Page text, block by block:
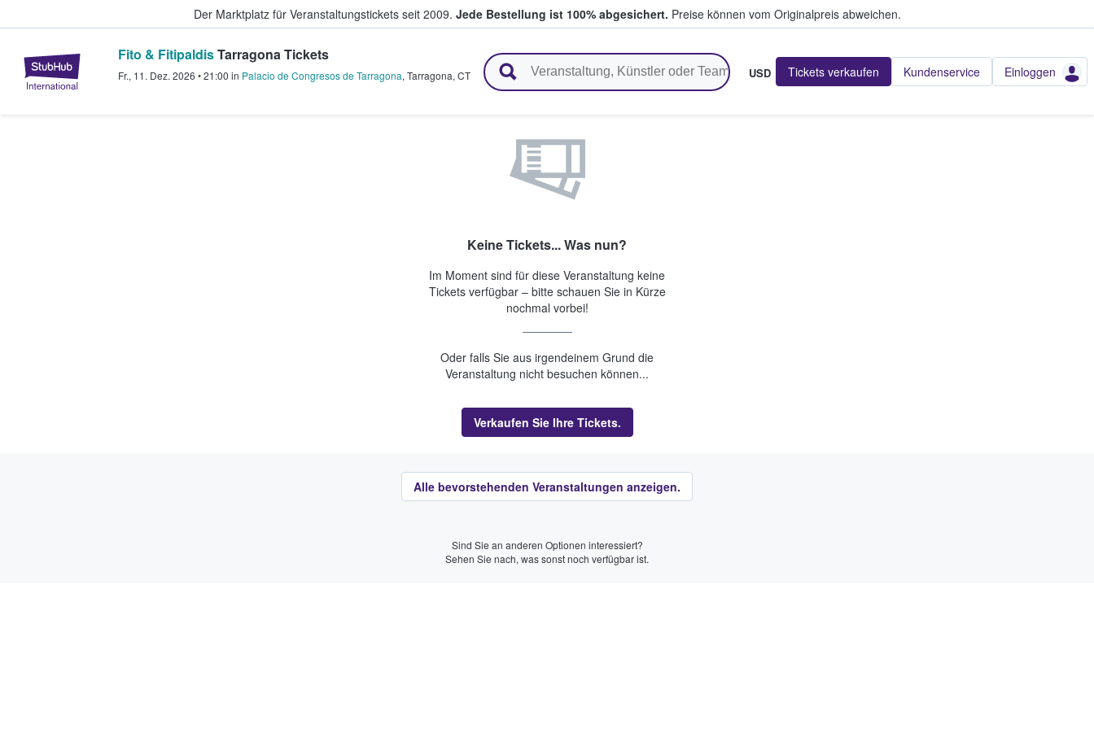
Der Marktplatz für Veranstaltungstickets seit 2009. Jede Bestellung ist 100% abgesichert. Preise können vom Originalpreis abweichen.
StubHub - Wo Fans Tickets kaufen & verkaufen
Fito & FitipaldisTarragona Tickets
Fr., 11. Dez. 2026 •21:00 in Palacio de Congresos de Tarragona, Tarragona, CT USD Tickets verkaufen Kundenservice Einloggen
Keine Tickets... Was nun?
Im Moment sind für diese Veranstaltung keine
Tickets verfügbar – bitte schauen Sie in Kürze
nochmal vorbei!
Oder falls Sie aus irgendeinem Grund die
Veranstaltung nicht besuchen können...
Verkaufen Sie Ihre Tickets.
Alle bevorstehenden Veranstaltungen anzeigen.
Sind Sie an anderen Optionen interessiert?
Sehen Sie nach, was sonst noch verfügbar ist.